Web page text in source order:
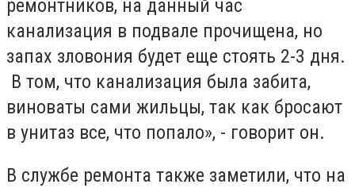
ремонтников, на данный час
канализация в подвале прочищена, но
запах зловония будет еще стоять 2-3 дня.
В том, что канализация была забита,
виноваты сами жильцы, так как бросают
в унитаз все, что попало», - говорит он.
В службе ремонта также заметили, что на